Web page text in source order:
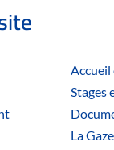
Accueil
Stages
La